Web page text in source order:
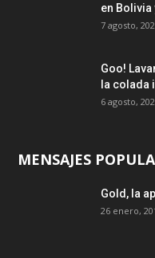
en Bolivia
7 agosto,
Goo!
la colada
6 agosto,
MENSAJES
Gold, la
26 enero,